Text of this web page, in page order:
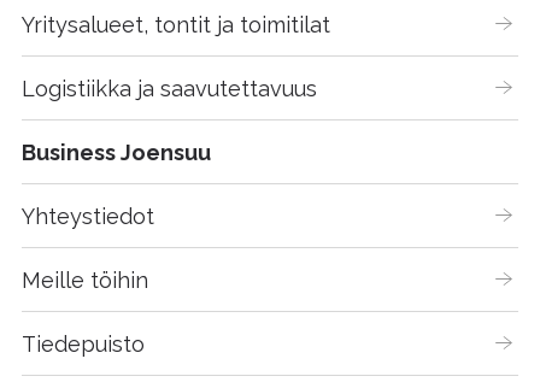
Yritysalueet, tontit ja toimitilat
Logistiikka ja saavutettavuus
Business Joensuu
Yhteystiedot
Meille töihin
Tiedepuisto